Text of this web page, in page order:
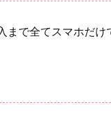
で全てスマホだけ